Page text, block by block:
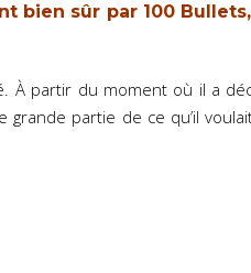
bien sûr par 100
À partir du moment où il a
partie de ce qu’il